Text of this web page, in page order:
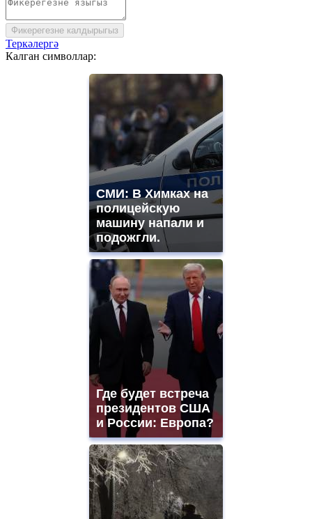
Фикерегезне калдырыгыз
Теркәлергә
Калган символлар:
СМИ: В Химках на
полицейскую
машину напали и
подожгли.
Где будет встреча
президентов США
и России: Европа?